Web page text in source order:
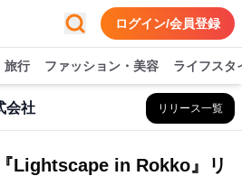
ログイン/会員登録
旅行 ファッション・美容 ライフスタ
会社 リリース一覧
Lightscape in Rokko』リ